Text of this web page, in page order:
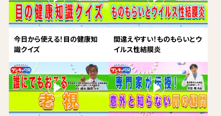
今日から使える！目の健康知
識クイズ
間違えやすい！ものもらいとウ
イルス性結膜炎